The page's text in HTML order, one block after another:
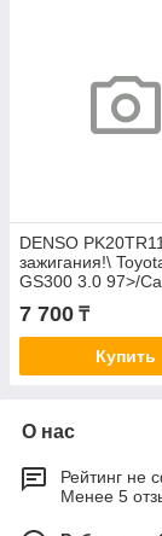
DENSO
зажигания!\
GS300 3.0 97>/
99/Corona/
7 700 ₸
Купить
О нас
Рейтинг не
Менее 5